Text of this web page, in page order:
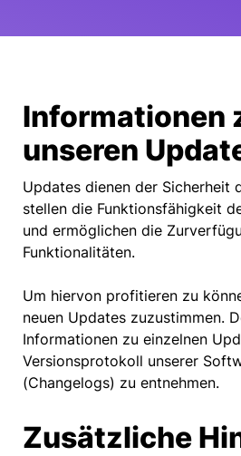
Informationen
unseren
Updates dienen der Sicherheit
stellen die Funktionsfähigkeit
und ermöglichen die
Funktionalitäten.
Um hiervon profitieren zu
neuen Updates zuzustimmen.
Informationen zu einzelnen
Versionsprotokoll unserer
(Changelogs) zu entnehmen.
Zusätzliche